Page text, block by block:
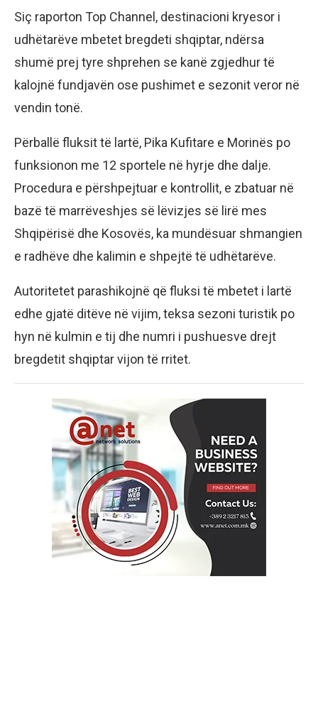
Siç raporton Top Channel, destinacioni kryesor i
udhëtarëve mbetet bregdeti shqiptar, ndërsa
shumë prej tyre shprehen se kanë zgjedhur të
kalojnë fundjavën ose pushimet e sezonit veror në
vendin tonë.
Përballë fluksit të lartë, Pika Kufitare e Morinës po
funksionon me 12 sportele në hyrje dhe dalje.
Procedura e përshpejtuar e kontrollit, e zbatuar në
bazë të marrëveshjes së lëvizjes së lirë mes
Shqipërisë dhe Kosovës, ka mundësuar shmangien
e radhëve dhe kalimin e shpejtë të udhëtarëve.
Autoritetet parashikojnë që fluksi të mbetet i lartë
edhe gjatë ditëve në vijim, teksa sezoni turistik po
hyn në kulmin e tij dhe numri i pushuesve drejt
bregdetit shqiptar vijon të rritet.